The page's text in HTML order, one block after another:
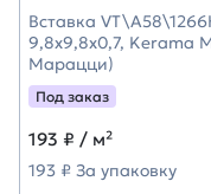
Вставка
9,8x9,8x0,7, Kerama
Марацци)
Под заказ
193 ₽ / м²
193 ₽ За упаковку